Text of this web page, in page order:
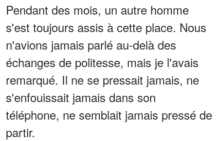
Pendant des mois, un autre homme
s'est toujours assis à cette place. Nous
n'avions jamais parlé au-delà des
échanges de politesse, mais je l'avais
remarqué. Il ne se pressait jamais, ne
s'enfouissait jamais dans son
téléphone, ne semblait jamais pressé de
partir.